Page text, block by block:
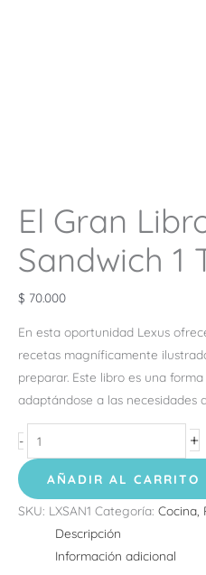
El Gran
Sandwich 1
$ 70.000
En esta oportunidad Lexus
recetas magníficamente
preparar. Este libro es una
adaptándose a las necesidades
- +
AÑADIR AL CARRITO
SKU: LXSAN1 Categoría: Cocina,
Descripción
Información adicional